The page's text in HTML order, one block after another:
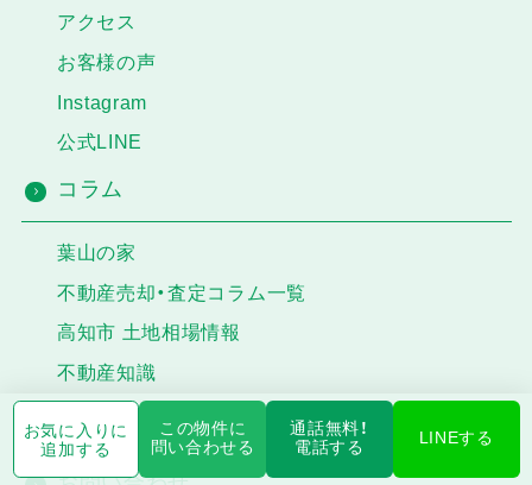
お気に入りに
追加する
この物件に
問い合わせる
通話無料！
電話する
LINEする
アクセス
お客様の声
Instagram
公式LINE
コラム
葉山の家
不動産売却・査定コラム一覧
高知市 土地相場情報
不動産知識
新着情報